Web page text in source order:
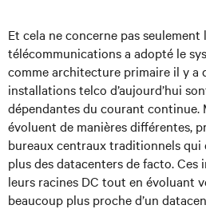
Et cela ne concerne pas seulement
télécommunications a adopté le
comme architecture primaire il y a
installations telco d’aujourd’hui
dépendantes du courant continue.
évoluent de manières différentes,
bureaux centraux traditionnels qui
plus des datacenters de facto.
leurs racines DC tout en évoluant
beaucoup plus proche d’un